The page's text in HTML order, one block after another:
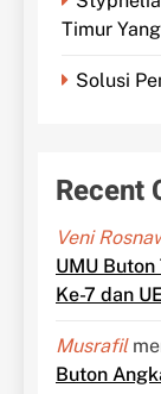
Timur
Solusi
Recent
Veni
UMU
Ke-7 dan
Musrafil
Buton